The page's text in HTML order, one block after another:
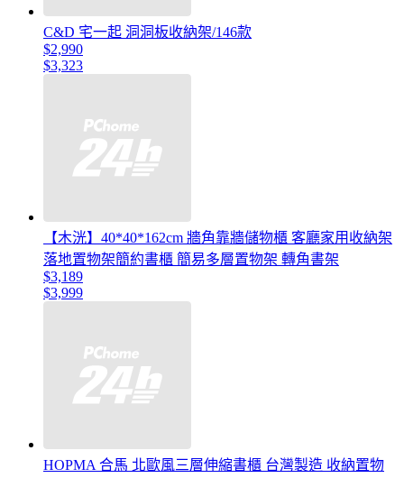
C&D 宅一起 洞洞板收納架/146款
$2,990
$3,323
【木洸】40*40*162cm 牆角靠牆儲物櫃 客廳家用收納架
落地置物架簡約書櫃 簡易多層置物架 轉角書架
$3,189
$3,999
HOPMA 合馬 北歐風三層伸縮書櫃 台灣製造 收納置物